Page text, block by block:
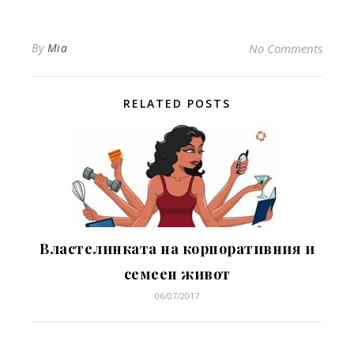
By Mia No Comments
RELATED POSTS
Властелинката на корпоративния и
семеен живот
06/07/2017